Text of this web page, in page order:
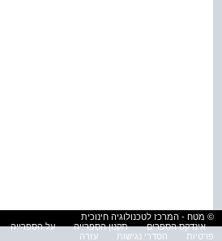
© מטח - המרכז לטכנולוגיה חינוכית
אינדקס הספרים
תקנון הספרייה על הספרייה
פרטיות
הסדרי נגישות עזרה